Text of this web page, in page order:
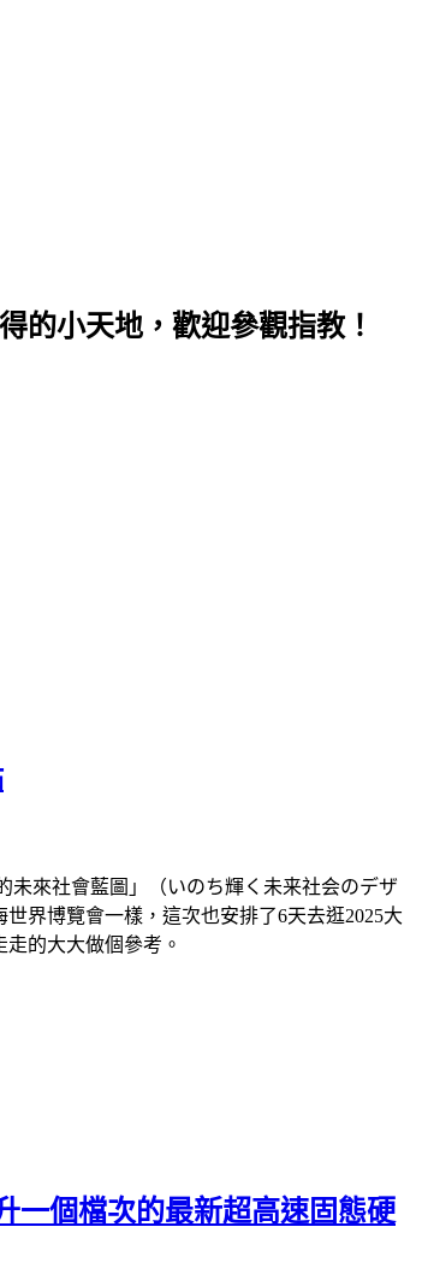
的小天地，歡迎參觀指教！
未來社會藍圖」（いのち輝く未来社会のデザ
界博覽會一樣，這次也安排了6天去逛2025大
的大大做個參考。
一個檔次的最新超高速固態硬